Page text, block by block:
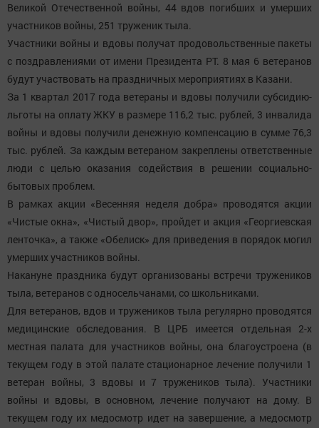
Великой Отечественной войны, 44 вдов погибших и умерших
участников войны, 251 труженик тыла.
Участники войны и вдовы получат продовольственные пакеты
с поздравлениями от имени Президента РТ. 8 мая 6 ветеранов
будут участвовать на праздничных мероприятиях в Казани.
За 1 квартал 2017 года ветераны и вдовы получили субсидию-
льготы на оплату ЖКУ в размере 116,2 тыс. рублей, 3 инвалида
войны и вдовы получили денежную компенсацию в сумме 76,3
тыс. рублей. За каждым ветераном закреплены ответственные
люди с целью оказания содействия в решении социально-
бытовых проблем.
В рамках акции «Весенняя неделя добра» проводятся акции
«Чистые окна», «Чистый двор», пройдет и акция «Георгиевская
ленточка», а также «Обелиск» для приведения в порядок могил
умерших участников войны.
Накануне праздника будут организованы встречи тружеников
тыла, ветеранов с односельчанами, со школьниками.
Для ветеранов, вдов и тружеников тыла регулярно проводятся
медицинские обследования. В ЦРБ имеется отдельная 2-х
местная палата для участников войны, она благоустроена (в
текущем году в этой палате стационарное лечение получили 1
ветеран войны, 3 вдовы и 7 тружеников тыла). Участники
войны и вдовы, в основном, лечение получают на дому. В
текущем году их медосмотр идет на завершение, а медосмотр